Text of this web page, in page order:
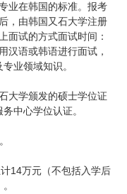
业在韩国的标准。报考
，由韩国又石大学注册
面试的方式面试时间：
汉语或韩语进行面试，
业领域知识。
大学颁发的硕士学位证
中心学位认证。
14万元（不包括入学后